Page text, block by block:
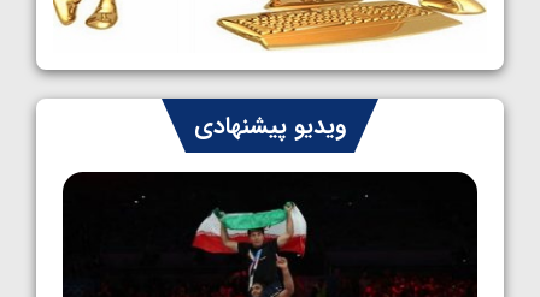
کشتی فرنگی نوجوانان جهان؛ سکوی تیمی
سوم برای ایران
1405/05/07
ایران چشم به راه چهار مدال در پنج وزن دوم
کشتی فرنگی نوجوانان جهان
1405/05/06
ویدیو پیشنهادی